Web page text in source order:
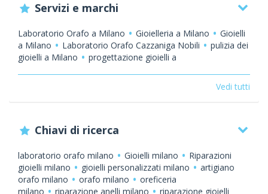
Servizi e marchi
Laboratorio Orafo a Milano Gioielleria a Milano
Gioielli
a Milano
Laboratorio Orafo Cazzaniga Nobili
pulizia dei
gioielli a Milano
progettazione gioielli a
gioiello in 3d Milano
infilatura collane
Milano
laboratorio orafo Milano
orafo
Milano
bottega orafa Milano bottega orafa
artigiano
orafo milano porta venezia
oreficeria milano
orafo
milano
Cazzaniga Nobili Riparazioni gioielli
Vedi tutti
Chiavi di ricerca
laboratorio orafo milano Gioielli milano
Riparazioni
gioielli milano
gioielli personalizzati milano
artigiano
orafo milano
orafo milano
oreficeria
milano
riparazione anelli milano riparazione gioielli